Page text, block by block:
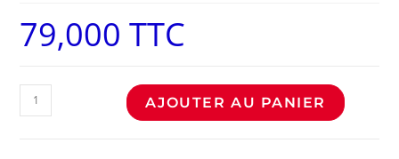
79,000TTC
AJOUTER AU PANIER